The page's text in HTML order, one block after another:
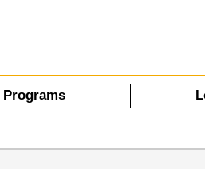
Programs